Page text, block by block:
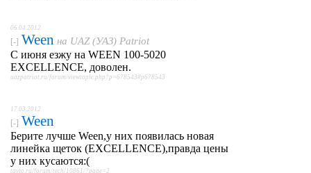
06.04.2012
[-] Ween на UAZ (УАЗ) Patriot
С июня езжу на WEEN 100-5020
EXCELLENCE, доволен.
uazpatriot.ru/forum/viewtopic.php?p=678543#p678543
17.03.2012
[-] Ween
Берите лучше Ween,у них появилась новая
линейка щеток (EXCELLENCE),правда цены
у них кусаются:(
tavto.ru/forum/tech/10861/?page=2